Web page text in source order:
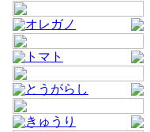
オレガノ
トマト
とうがらし
きゅうり